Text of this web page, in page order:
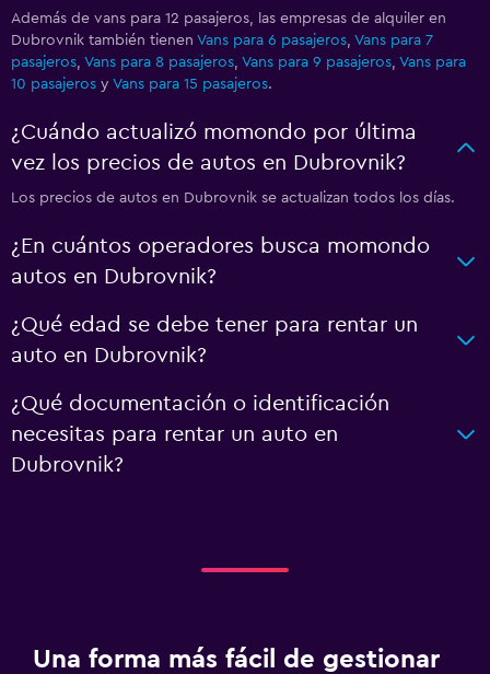
Además de vans para 12 pasajeros, las empresas de alquiler en
Dubrovnik también tienen Vans para 6 pasajeros, Vans para 7
pasajeros, Vans para 8 pasajeros, Vans para 9 pasajeros, Vans para
10 pasajeros y Vans para 15 pasajeros.
¿Cuándo actualizó momondo por última
vez los precios de autos en Dubrovnik?
Los precios de autos en Dubrovnik se actualizan todos los días.
¿En cuántos operadores busca momondo
autos en Dubrovnik?
¿Qué edad se debe tener para rentar un
auto en Dubrovnik?
¿Qué documentación o identificación
necesitas para rentar un auto en
Dubrovnik?
Una forma más fácil de gestionar